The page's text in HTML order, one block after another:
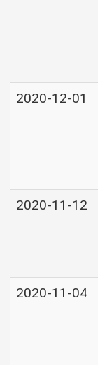
2020-12-01
2020-11-12
2020-11-04